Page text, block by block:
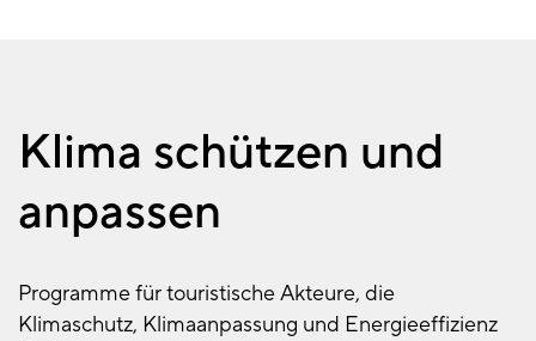
Klima schützen und
anpassen
Programme für touristische Akteure, die
Klimaschutz, Klimaanpassung und Energieeffizienz